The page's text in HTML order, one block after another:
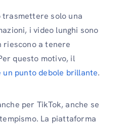
solo una
i video lunghi sono
riescono a tenere
questo motivo, il
un punto debole brillante.
per TikTok, anche se
La piattaforma